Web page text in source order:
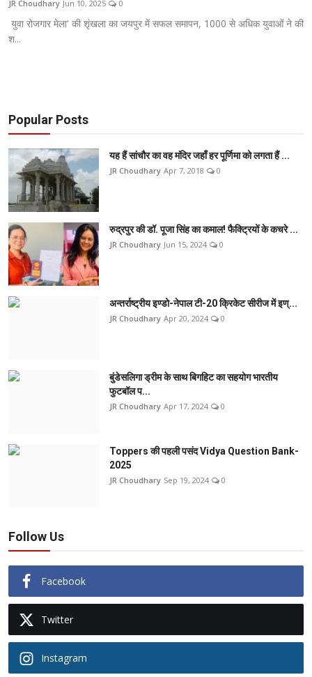
खेल
विशेष
JR Choudhary Jun 10, 2025 0
युवा रोजगार मेला' की शृंखला का जयपुर में सफल समापन, 1000 से अधिक युवाओं ने की
श...
Popular Posts
यह हैं सांचौर का वह मंदिर जहाँ हर पूर्णिमा को लगता हैं ...
JR Choudhary Apr 7, 2018 0
रुद्रपुर की डॉ. पूजा सिंह का कमाल! फैक्ट्रियों के कचरे ...
JR Choudhary Jun 15, 2024 0
अन्तर्राष्ट्रीय इण्डो-नेपाल टी-20 क्रिकेट सीरीज में इण्...
JR Choudhary Apr 20, 2024 0
बुंडेसलिगा ड्रीम के साथ बिगहिट का सहयोग भारतीय
फुटबॉल प...
JR Choudhary Apr 17, 2024 0
Toppers की पहली पसंद Vidya Question Bank-
2025
JR Choudhary Sep 19, 2024 0
Follow Us
Facebook
Twitter
Instagram